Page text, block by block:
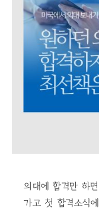
의대에 합격만 하
가고 첫 합격소식